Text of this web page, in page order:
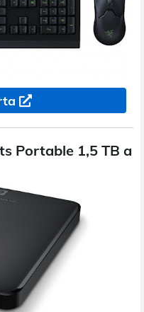
Portable 1,5 TB a